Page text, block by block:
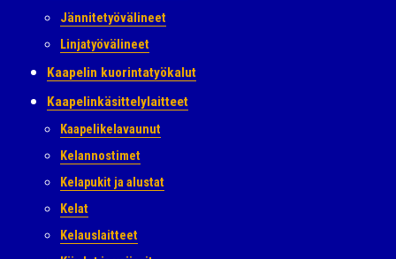
Jännitetyövälineet
Linjatyövälineet
Kaapelin kuorintatyökalut
Kaapelinkäsittelylaitteet
Kaapelikelavaunut
Kelannostimet
Kelapukit ja alustat
Kelat
Kelauslaitteet